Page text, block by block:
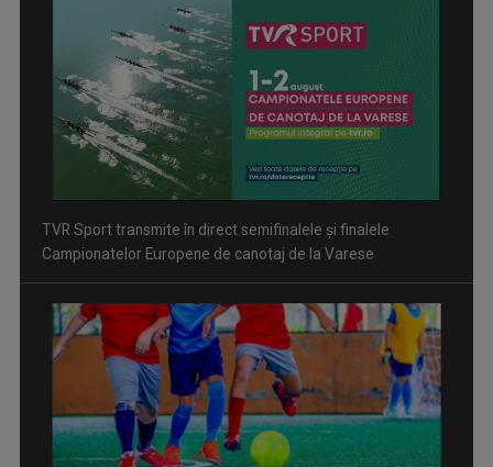
TVR Sport transmite în direct semifinalele și finalele
Campionatelor Europene de canotaj de la Varese